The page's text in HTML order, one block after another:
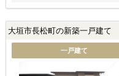
大垣市長松町の新築一戸建て
一戸建て